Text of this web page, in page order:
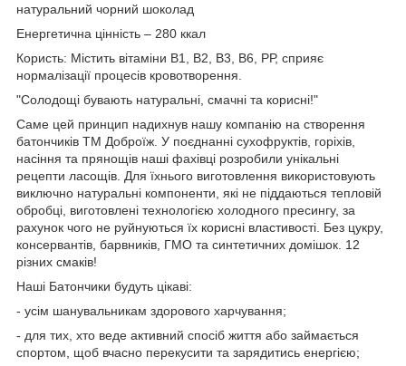
натуральний чорний шоколад
Енергетична цінність – 280 ккал
Користь: Містить вітаміни В1, В2, В3, В6, РР, сприяє
нормалізації процесів кровотворення.
"Солодощі бувають натуральні, смачні та корисні!"
Саме цей принцип надихнув нашу компанію на створення
батончиків ТМ Доброїж. У поєднанні сухофруктів, горіхів,
насіння та прянощів наші фахівці розробили унікальні
рецепти ласощів. Для їхнього виготовлення використовують
виключно натуральні компоненти, які не піддаються тепловій
обробці, виготовлені технологією холодного пресингу, за
рахунок чого не руйнуються їх корисні властивості. Без цукру,
консервантів, барвників, ГМО та синтетичних домішок. 12
різних смаків!
Наші Батончики будуть цікаві:
- усім шанувальникам здорового харчування;
- для тих, хто веде активний спосіб життя або займається
спортом, щоб вчасно перекусити та зарядитись енергією;